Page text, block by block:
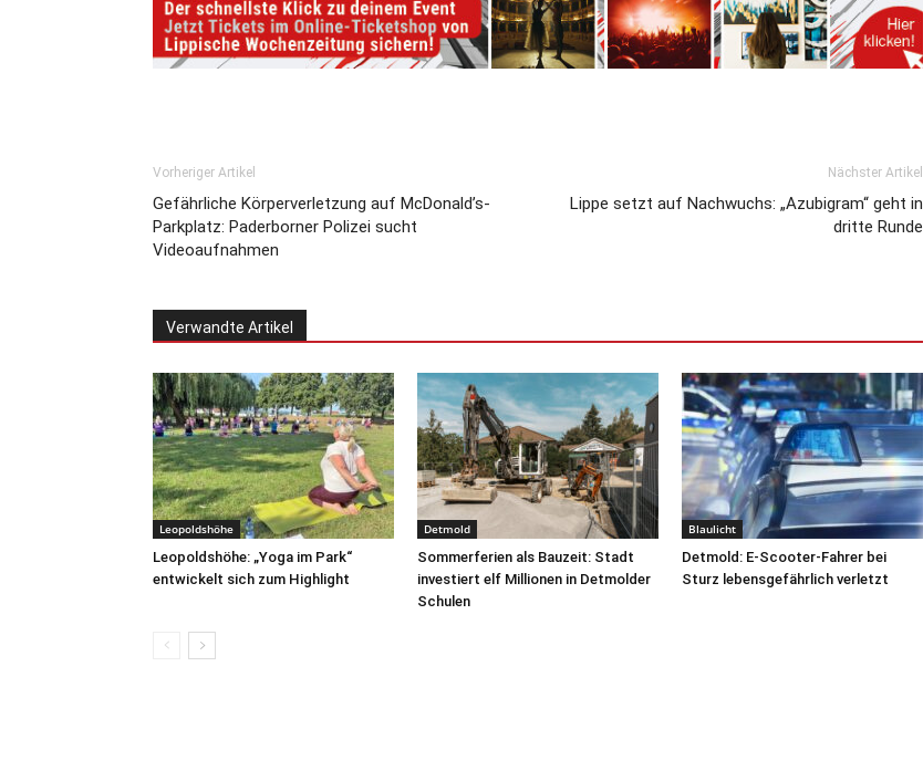
Vorheriger Artikel
Gefährliche Körperverletzung auf McDonald’s-
Parkplatz: Paderborner Polizei sucht
Videoaufnahmen
Nächster Artikel
Lippe setzt auf Nachwuchs: „Azubigram“ geht in
dritte Runde
Verwandte Artikel
Leopoldshöhe
Leopoldshöhe: „Yoga im Park“
entwickelt sich zum Highlight
Detmold
Sommerferien als Bauzeit: Stadt
investiert elf Millionen in Detmolder
Schulen
Blaulicht
Detmold: E-Scooter-Fahrer bei
Sturz lebensgefährlich verletzt